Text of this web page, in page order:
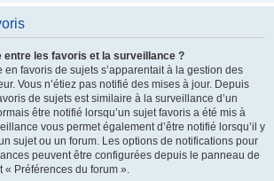
entre les favoris et la surveillance ?
en favoris de sujets s’apparentait à la gestion des
Vous n’étiez pas notifié des mises à jour. Depuis
de sujets est similaire à la surveillance d’un
être notifié lorsqu’un sujet favoris a été mis à
vous permet également d’être notifié lorsqu’il y
sujet ou un forum. Les options de notifications pour
peuvent être configurées depuis le panneau de
« Préférences du forum ».